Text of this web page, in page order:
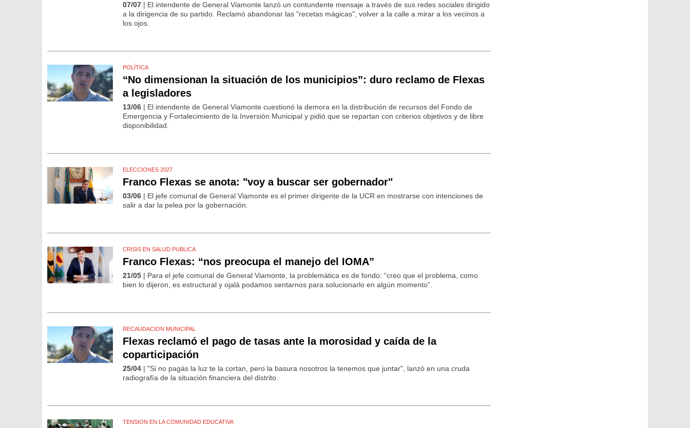
07/07 | El intendente de General Viamonte lanzó un contundente mensaje a través de sus redes sociales dirigido
a la dirigencia de su partido. Reclamó abandonar las "recetas mágicas", volver a la calle a mirar a los vecinos a
los ojos.
POLÍTICA
“No dimensionan la situación de los municipios”: duro reclamo de Flexas
a legisladores
13/06 | El intendente de General Viamonte cuestionó la demora en la distribución de recursos del Fondo de
Emergencia y Fortalecimiento de la Inversión Municipal y pidió que se repartan con criterios objetivos y de libre
disponibilidad.
ELECCIONES 2027
Franco Flexas se anota: "voy a buscar ser gobernador"
03/06 | El jefe comunal de General Viamonte es el primer dirigente de la UCR en mostrarse con intenciones de
salir a dar la pelea por la gobernación.
CRISIS EN SALUD PUBLICA
Franco Flexas: “nos preocupa el manejo del IOMA”
21/05 | Para el jefe comunal de General Viamonte, la problemática es de fondo: “creo que el problema, como
bien lo dijeron, es estructural y ojalá podamos sentarnos para solucionarlo en algún momento”.
RECAUDACION MUNICIPAL
Flexas reclamó el pago de tasas ante la morosidad y caída de la
coparticipación
25/04 | "Si no pagás la luz te la cortan, pero la basura nosotros la tenemos que juntar", lanzó en una cruda
radiografía de la situación financiera del distrito.
TENSION EN LA COMUNIDAD EDUCATIVA